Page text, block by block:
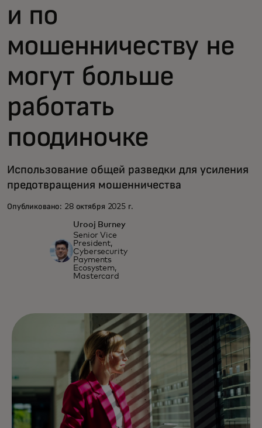
и по
мошенничеству не
могут больше
работать
поодиночке
Использование общей разведки для усиления
предотвращения мошенничества
Опубликовано: 28 октября 2025 г.
Urooj Burney
Senior Vice
President,
Cybersecurity
Payments
Ecosystem,
Mastercard